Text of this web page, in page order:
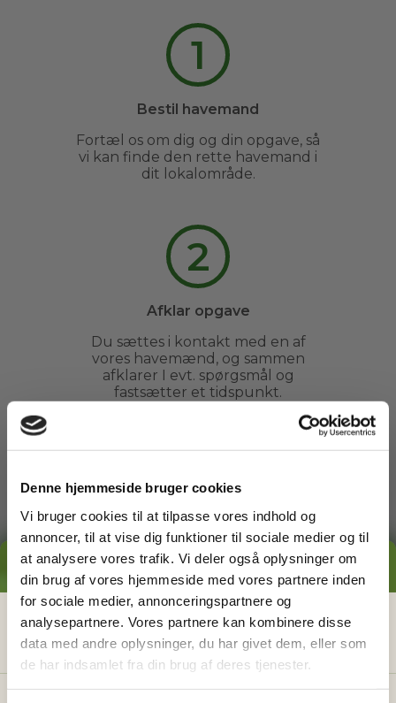
Denne hjemmeside bruger cookies
Vi bruger cookies til at tilpasse vores indhold og
annoncer, til at vise dig funktioner til sociale medier og til
at analysere vores trafik. Vi deler også oplysninger om
din brug af vores hjemmeside med vores partnere inden
for sociale medier, annonceringspartnere og
analysepartnere. Vores partnere kan kombinere disse
data med andre oplysninger, du har givet dem, eller som
de har indsamlet fra din brug af deres tjenester.
1
Bestil havemand
Fortæl os om dig og din opgave, så
vi kan finde den rette havemand i
dit lokalområde.
2
Afklar opgave
Du sættes i kontakt med en af
vores havemænd, og sammen
afklarer I evt. spørgsmål og
fastsætter et tidspunkt.
3
Arbejdet udføres
Du kan slappe af, mens din
havemand ordner din have. Du
behøver ikke engang være
hjemme.
4
GRATIS PRISESTIMAT
Hvad koster detegentligat få
hjælp i haven?
Få vores prisguide med faste timepriser, eksempler